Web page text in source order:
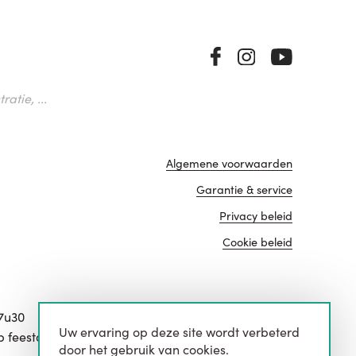
...
feestdagen.
Algemene voorwaarden
Garantie & service
Privacy beleid
Cookie beleid
website door
Uw ervaring op deze site wordt verbeterd
door het gebruik van cookies.